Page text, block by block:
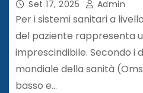
Set 17, 2025 Admin
Per i sistemi sanitari a
del paziente rappresenta
imprescindibile. Secondo i
mondiale della sanità
basso e…